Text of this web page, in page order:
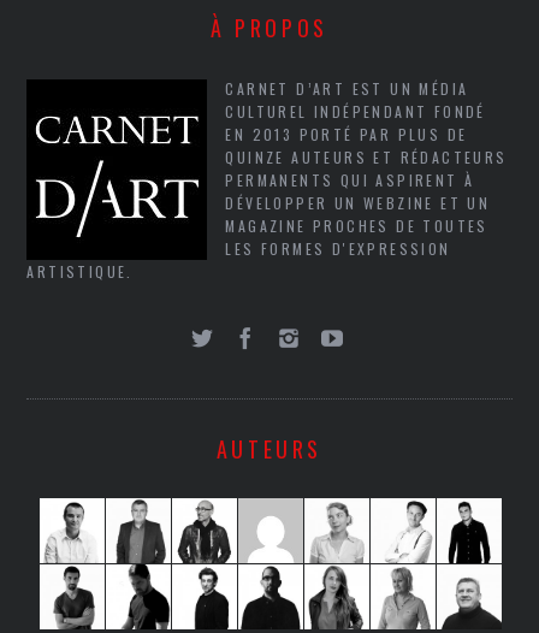
À PROPOS
CARNET D’ART EST UN MÉDIA
CULTUREL INDÉPENDANT FONDÉ
EN 2013 PORTÉ PAR PLUS DE
QUINZE AUTEURS ET RÉDACTEURS
PERMANENTS QUI ASPIRENT À
DÉVELOPPER UN WEBZINE ET UN
MAGAZINE PROCHES DE TOUTES
LES FORMES D'EXPRESSION
ARTISTIQUE.
AUTEURS